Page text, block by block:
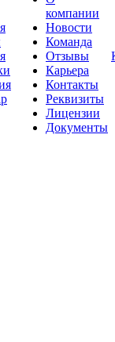
компании
Новости
Команда
Отзывы
Карьера
Контакты
Реквизиты
Лицензии
Документы